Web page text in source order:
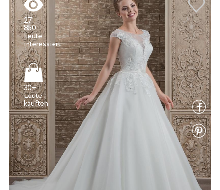
27
850
Leute
interessiert
30+
Leute